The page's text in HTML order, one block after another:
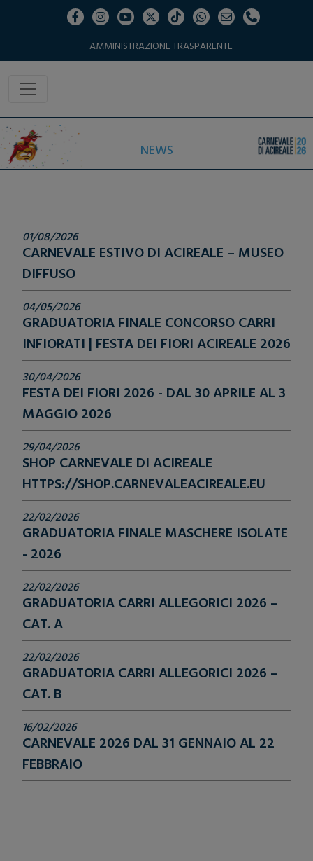
AMMINISTRAZIONE TRASPARENTE
NEWS
01/08/2026
CARNEVALE ESTIVO DI ACIREALE – MUSEO
DIFFUSO
04/05/2026
GRADUATORIA FINALE CONCORSO CARRI
INFIORATI | FESTA DEI FIORI ACIREALE 2026
30/04/2026
FESTA DEI FIORI 2026 - DAL 30 APRILE AL 3
MAGGIO 2026
29/04/2026
SHOP CARNEVALE DI ACIREALE
HTTPS://SHOP.CARNEVALEACIREALE.EU
22/02/2026
GRADUATORIA FINALE MASCHERE ISOLATE
- 2026
22/02/2026
GRADUATORIA CARRI ALLEGORICI 2026 –
CAT. A
22/02/2026
GRADUATORIA CARRI ALLEGORICI 2026 –
CAT. B
16/02/2026
CARNEVALE 2026 DAL 31 GENNAIO AL 22
FEBBRAIO